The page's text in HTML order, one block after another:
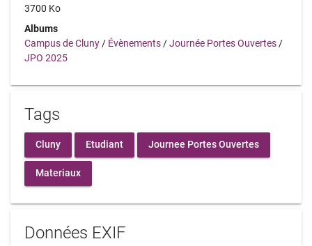
3700 Ko
Albums
Campus de Cluny / Évènements /Journée Portes Ouvertes /
JPO 2025
Tags
Cluny Etudiant Journee Portes Ouvertes
Materiaux
Données EXIF